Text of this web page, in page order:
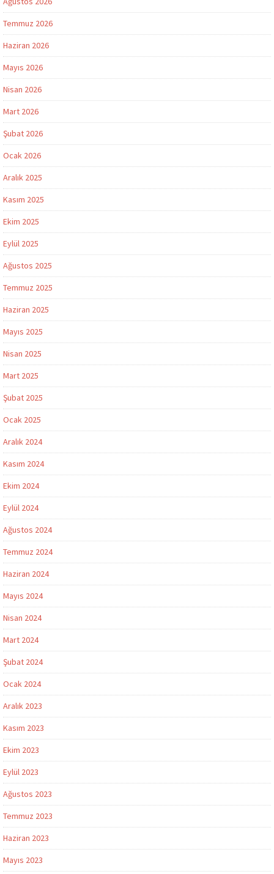
Temmuz 2026
Haziran 2026
Mayıs 2026
Nisan 2026
Mart 2026
Şubat 2026
Ocak 2026
Aralık 2025
Kasım 2025
Ekim 2025
Eylül 2025
Ağustos 2025
Temmuz 2025
Haziran 2025
Mayıs 2025
Nisan 2025
Mart 2025
Şubat 2025
Ocak 2025
Aralık 2024
Kasım 2024
Ekim 2024
Eylül 2024
Ağustos 2024
Temmuz 2024
Haziran 2024
Mayıs 2024
Nisan 2024
Mart 2024
Şubat 2024
Ocak 2024
Aralık 2023
Kasım 2023
Ekim 2023
Eylül 2023
Ağustos 2023
Temmuz 2023
Haziran 2023
Mayıs 2023